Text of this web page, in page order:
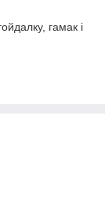
гамак і